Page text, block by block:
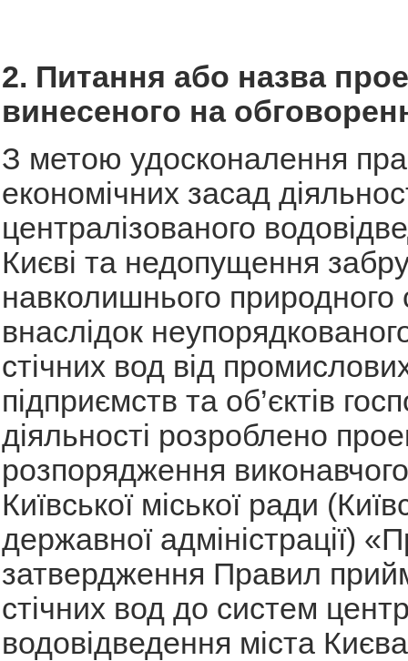
2. Питання або назва
винесеного на
З метою удосконалення
економічних засад
централізованого
Києві та недопущення
навколишнього
внаслідок
стічних вод від
підприємств та об’єктів
діяльності розроблено
розпорядження
Київської міської ради
державної адміністрації)
затвердження Правил
стічних вод до систем
водовідведення міста